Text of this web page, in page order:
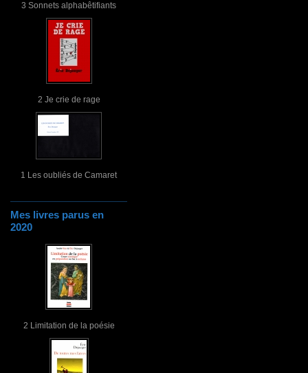
3 Sonnets alphabêtifiants
2 Je crie de rage
1 Les oubliés de Camaret
Mes livres parus en
2020
2 Limitation de la poésie